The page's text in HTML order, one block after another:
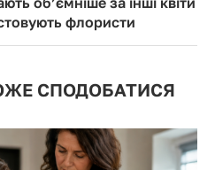
флористи
СПОДОБАТИСЯ